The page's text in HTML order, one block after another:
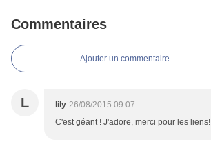
Commentaires
Ajouter un commentaire
L lily 26/08/2015 09:07
C'est géant ! J'adore, merci pour les liens!